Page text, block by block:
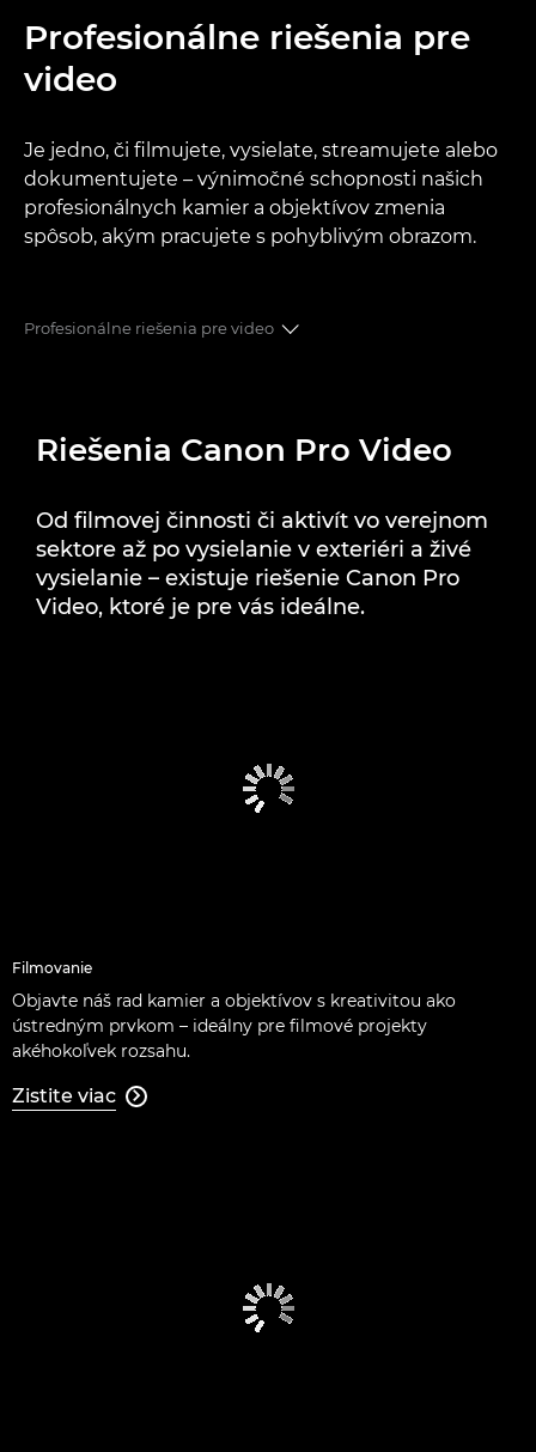
Profesionálne riešenia pre
video
Je jedno, či filmujete, vysielate, streamujete alebo
dokumentujete – výnimočné schopnosti našich
profesionálnych kamier a objektívov zmenia
spôsob, akým pracujete s pohyblivým obrazom.
Profesionálne riešenia pre video
PRODUKTOVÉ RADY
Prípadové štúdie
NAJNOVŠIE PRÍBEHY
Riešenia Canon Pro Video
Od filmovej činnosti či aktivít vo verejnom
sektore až po vysielanie v exteriéri a živé
vysielanie – existuje riešenie Canon Pro
Video, ktoré je pre vás ideálne.
Filmovanie
Objavte náš rad kamier a objektívov s kreativitou ako
ústredným prvkom – ideálny pre filmové projekty
akéhokoľvek rozsahu.
Zistite viac 